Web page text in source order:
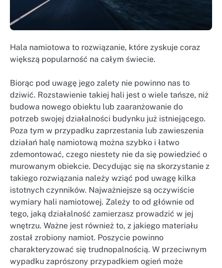
Hala namiotowa to rozwiązanie, które zyskuje coraz
większą popularność na całym świecie.
Biorąc pod uwagę jego zalety nie powinno nas to
dziwić. Rozstawienie takiej hali jest o wiele tańsze, niż
budowa nowego obiektu lub zaaranżowanie do
potrzeb swojej działalności budynku już istniejącego.
Poza tym w przypadku zaprzestania lub zawieszenia
działań halę namiotową można szybko i łatwo
zdemontować, czego niestety nie da się powiedzieć o
murowanym obiekcie. Decydując się na skorzystanie z
takiego rozwiązania należy wziąć pod uwagę kilka
istotnych czynników. Najważniejsze są oczywiście
wymiary hali namiotowej. Zależy to od głównie od
tego, jaką działalność zamierzasz prowadzić w jej
wnętrzu. Ważne jest również to, z jakiego materiału
został zrobiony namiot. Poszycie powinno
charakteryzować się trudnopalnością. W przeciwnym
wypadku zaprószony przypadkiem ogień może